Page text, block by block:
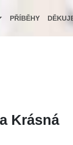
PŘÍBĚHY
Krásná